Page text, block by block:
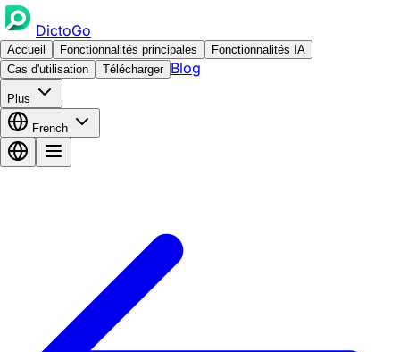
DictoGo
Accueil Fonctionnalités principales
Fonctionnalités IA
Cas d'utilisation
Télécharger Blog
Plus
French